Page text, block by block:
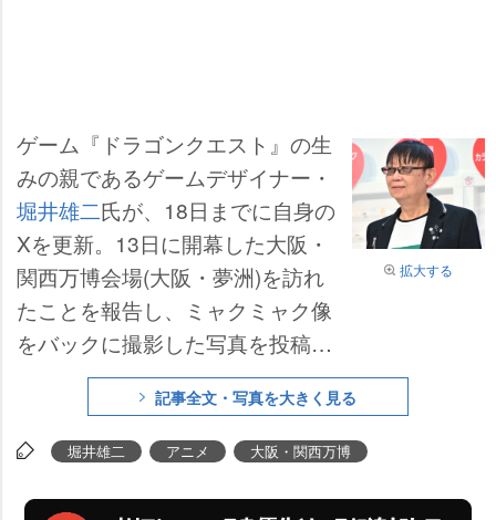
拡大する
ゲーム『ドラゴンクエスト』の生
みの親であるゲームデザイナー・
堀井雄二氏が、18日までに自身の
Xを更新。13日に開幕した大阪・
関西万博会場(大阪・夢洲)を訪れ
たことを報告し、ミャクミャク像
をバックに撮影した写真を投稿し
記事全文・写真を大きく見る
堀井雄二 アニメ 大阪・関西万博